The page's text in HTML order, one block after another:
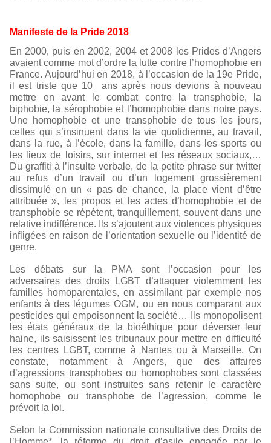
Manifeste de la Pride 2018
En 2000, puis en 2002, 2004 et 2008 les Prides d’Angers
avaient comme mot d’ordre la lutte contre l’homophobie en
France. Aujourd’hui en 2018, à l’occasion de la 19e Pride,
il est triste que 10 ans après nous devions à nouveau
mettre en avant le combat contre la transphobie, la
biphobie, la sérophobie et l’homophobie dans notre pays.
Une homophobie et une transphobie de tous les jours,
celles qui s’insinuent dans la vie quotidienne, au travail,
dans la rue, à l’école, dans la famille, dans les sports ou
les lieux de loisirs, sur internet et les réseaux sociaux,…
Du graffiti à l’insulte verbale, de la petite phrase sur twitter
au refus d’un travail ou d’un logement grossièrement
dissimulé en un « pas de chance, la place vient d’être
attribuée », les propos et les actes d’homophobie et de
transphobie se répètent, tranquillement, souvent dans une
relative indifférence. Ils s’ajoutent aux violences physiques
infligées en raison de l’orientation sexuelle ou l’identité de
genre.
Les débats sur la PMA sont l’occasion pour les
adversaires des droits LGBT d’attaquer violemment les
familles homoparentales, en assimilant par exemple nos
enfants à des légumes OGM, ou en nous comparant aux
pesticides qui empoisonnent la société… Ils monopolisent
les états généraux de la bioéthique pour déverser leur
haine, ils saisissent les tribunaux pour mettre en difficulté
les centres LGBT, comme à Nantes ou à Marseille. On
constate, notamment à Angers, que des affaires
d’agressions transphobes ou homophobes sont classées
sans suite, ou sont instruites sans retenir le caractère
homophobe ou transphobe de l’agression, comme le
prévoit la loi.
Selon la Commission nationale consultative des Droits de